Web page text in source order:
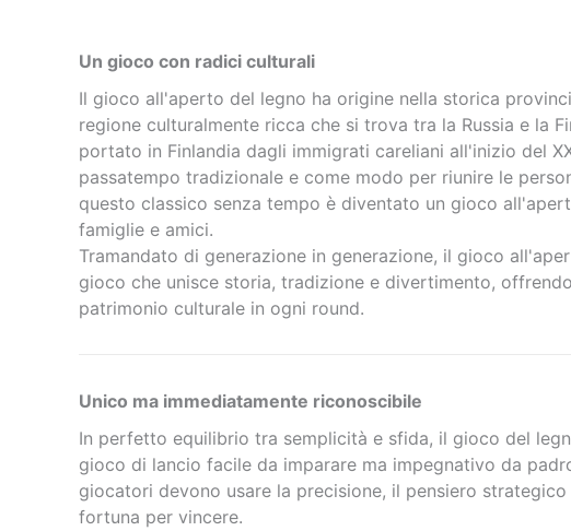
Un gioco con radici culturali
Il gioco all'aperto del legno ha origine nella storica
regione culturalmente ricca che si trova tra la Russia e la
portato in Finlandia dagli immigrati careliani all'inizio del
passatempo tradizionale e come modo per riunire le
questo classico senza tempo è diventato un gioco
famiglie e amici.
Tramandato di generazione in generazione, il gioco
gioco che unisce storia, tradizione e divertimento,
patrimonio culturale in ogni round.
Unico ma immediatamente riconoscibile
In perfetto equilibrio tra semplicità e sfida, il gioco del
gioco di lancio facile da imparare ma impegnativo da
giocatori devono usare la precisione, il pensiero
fortuna per vincere.